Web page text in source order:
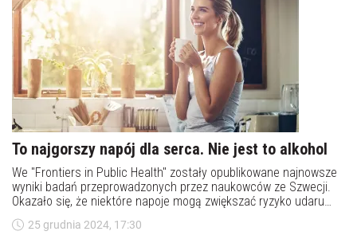
To najgorszy napój dla serca. Nie jest to alkohol
We "Frontiers in Public Health" zostały opublikowane najnowsze
wyniki badań przeprowadzonych przez naukowców ze Szwecji.
Okazało się, że niektóre napoje mogą zwiększać ryzyko udaru
mózgu, niewydolności serca i migotania przedsionków. O jaki
napój chodzi?&nbsp;
25 grudnia 2024, 17:30